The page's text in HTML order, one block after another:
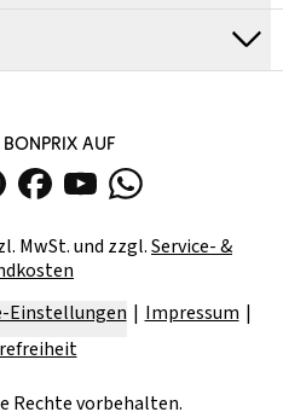
AUF
MwSt. und zzgl.Service- &
Einstellungen
Impressum
Rechte vorbehalten.